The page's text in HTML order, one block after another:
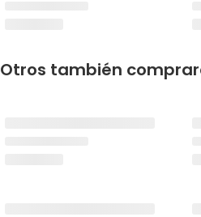
Otros también